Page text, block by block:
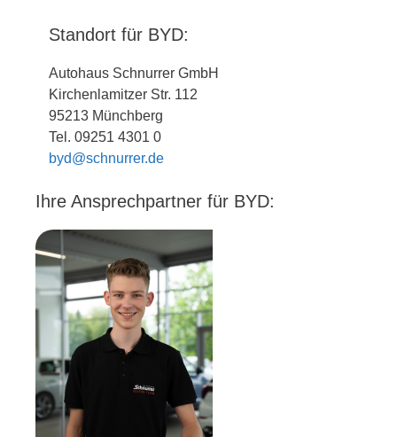
Standort für BYD:
Autohaus Schnurrer GmbH
Kirchenlamitzer Str. 112
95213 Münchberg
Tel. 09251 4301 0
byd@schnurrer.de
Ihre Ansprechpartner für BYD: